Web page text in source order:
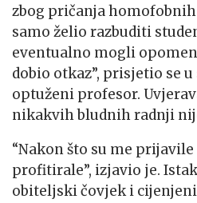
zbog pričanja homofobnih
samo želio razbuditi
eventualno mogli
dobio otkaz”, prisjetio se
optuženi profesor.
nikakvih bludnih radnji
“Nakon što su me prijavile
profitirale”, izjavio je.
obiteljski čovjek i